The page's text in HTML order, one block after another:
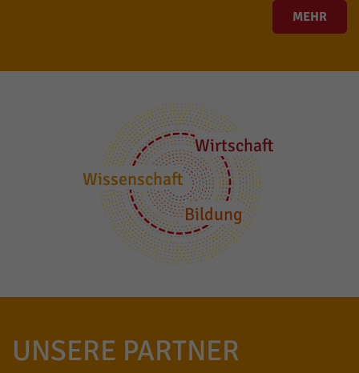
MEHR
Wirtschaft
Wissenschaft
Bildung
UNSERE PARTNER